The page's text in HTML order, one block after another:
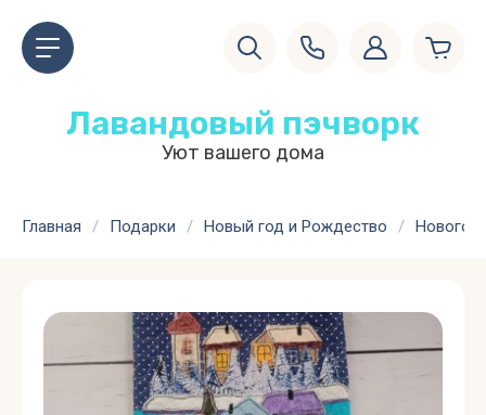
Лавандовый пэчворк
Уют вашего дома
Главная / Подарки / Новый год и Рождество /